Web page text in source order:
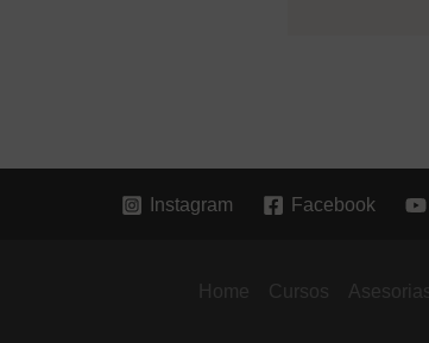
Instagram Facebook
Home Cursos